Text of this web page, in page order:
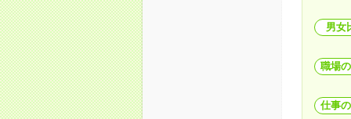
男女
職場
仕事